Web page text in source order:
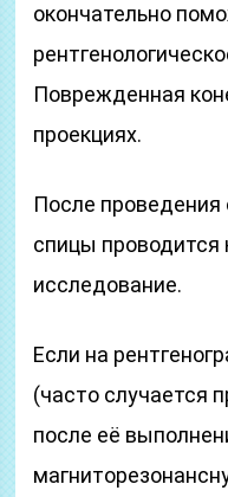
окончательно
Поврежденная
проекциях.
После проведения
спицы проводится
исследование.
Если на
(часто случается
после её